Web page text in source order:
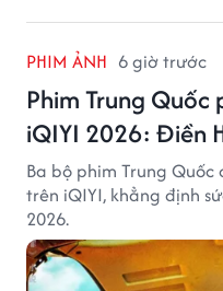
PHIM ẢNH 6 giờ trước
Phim Trung
iQIYI 2026: Điền
Ba bộ phim Trung
trên iQIYI, khẳng định
2026.